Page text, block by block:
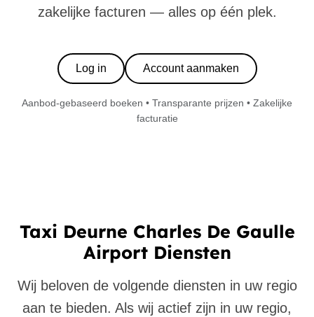
zakelijke facturen — alles op één plek.
Log in Account aanmaken
Aanbod-gebaseerd boeken • Transparante prijzen • Zakelijke
facturatie
Taxi Deurne Charles De Gaulle
Airport Diensten
Wij beloven de volgende diensten in uw regio
aan te bieden. Als wij actief zijn in uw regio,